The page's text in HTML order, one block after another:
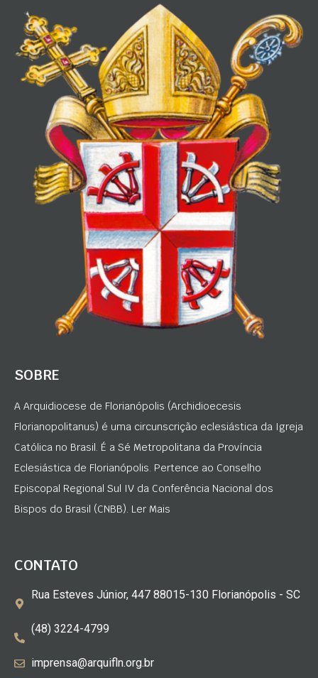
SOBRE
A Arquidiocese de Florianópolis (Archidioecesis
Florianopolitanus) é uma circunscrição eclesiástica da Igreja
Católica no Brasil. É a Sé Metropolitana da Província
Eclesiástica de Florianópolis. Pertence ao Conselho
Episcopal Regional Sul IV da Conferência Nacional dos
Bispos do Brasil (CNBB). Ler Mais
CONTATO
Rua Esteves Júnior, 447 88015-130 Florianópolis - SC
(48) 3224-4799
imprensa@arquifln.org.br